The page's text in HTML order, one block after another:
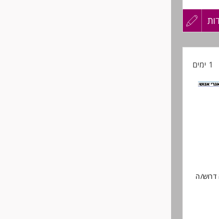
עדכון
1 ימים
דרוש/ה